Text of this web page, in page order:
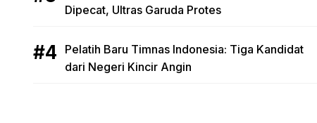
Dipecat, Ultras Garuda Protes
Pelatih Baru Timnas Indonesia: Tiga Kandidat
dari Negeri Kincir Angin